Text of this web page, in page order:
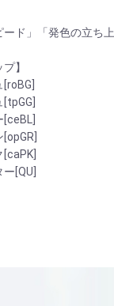
ド」「発色の立ち
】
[QU]